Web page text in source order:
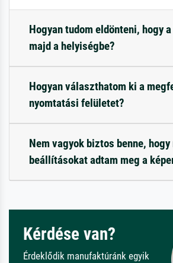
Hogyan tudom eldönteni, hogy
majd a helyiségbe?
Hogyan választhatom ki a
nyomtatási felületet?
Nem vagyok biztos benne,
beállításokat adtam meg a
Kérdése van?
Érdeklődik manufaktúránk egyik